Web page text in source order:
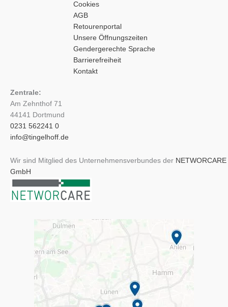
Cookies
AGB
Retourenportal
Unsere Öffnungszeiten
Gendergerechte Sprache
Barrierefreiheit
Kontakt
Zentrale:
Am Zehnthof 71
44141 Dortmund
0231 562241 0
info@tingelhoff.de
Wir sind Mitglied des Unternehmensverbundes der NETWORCARE
GmbH